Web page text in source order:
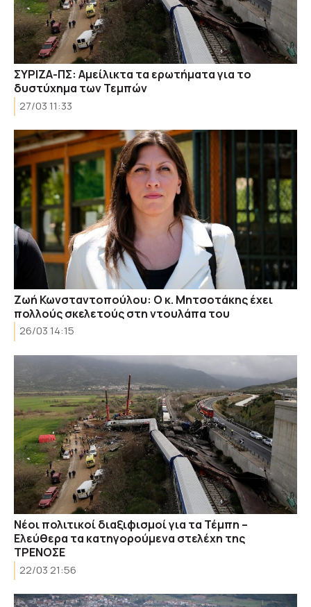
ΣΥΡΙΖΑ-ΠΣ: Aμείλικτα τα ερωτήματα για το
δυστύχημα των Τεμπών
27/03 11:33
Ζωή Κωνσταντοπούλου: Ο κ. Μητσοτάκης έχει
πολλούς σκελετούς στη ντουλάπα του
26/03 14:15
Νέοι πολιτικοί διαξιφισμοί για τα Τέμπη –
Ελεύθερα τα κατηγορούμενα στελέχη της
ΤΡΕΝΟΣΕ
22/03 21:56